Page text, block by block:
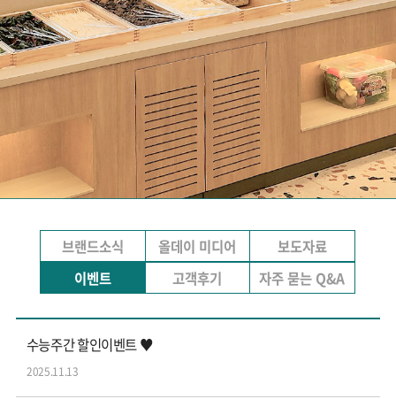
브랜드소식 올데이 미디어
보도자료
이벤트
고객후기 자주 묻는 Q&A
수능주간 할인이벤트 ♥
2025.11.13